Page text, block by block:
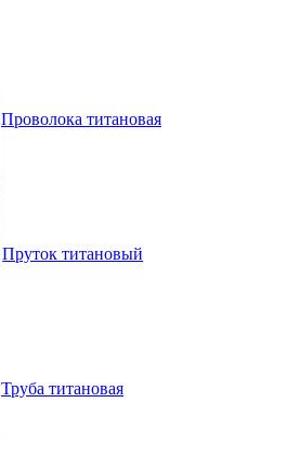
Проволока титановая
Пруток титановый
Труба титановая